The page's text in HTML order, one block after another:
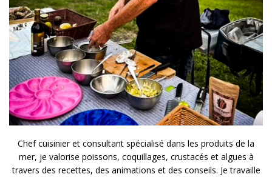
Chef cuisinier et consultant spécialisé dans les produits de la
mer, je valorise poissons, coquillages, crustacés et algues à
travers des recettes, des animations et des conseils. Je travaille